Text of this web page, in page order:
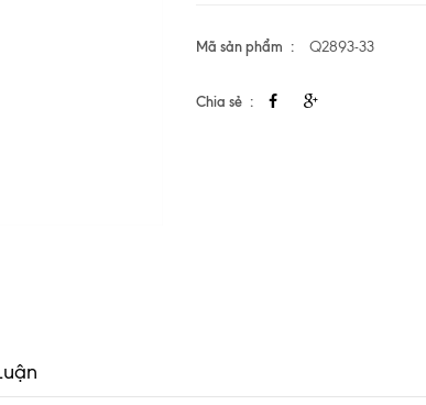
Mã sản phẩm Q2893-33
Chia sẻ